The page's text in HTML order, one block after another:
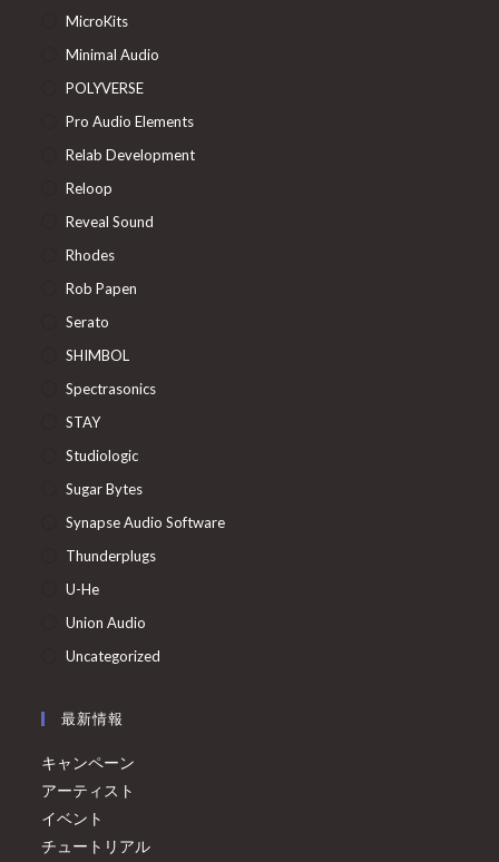
MicroKits
Minimal Audio
POLYVERSE
Pro Audio Elements
Relab Development
Reloop
Reveal Sound
Rhodes
Rob Papen
Serato
SHIMBOL
Spectrasonics
STAY
Studiologic
Sugar Bytes
Synapse Audio Software
Thunderplugs
U-He
Union Audio
Uncategorized
最新情報
キャンペーン
アーティスト
イベント
チュートリアル